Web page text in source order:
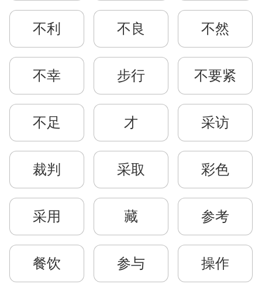
不利 不良 不然
不幸 步行 不要紧
不足 才 采访
裁判 采取 彩色
采用 藏 参考
餐饮 参与 操作